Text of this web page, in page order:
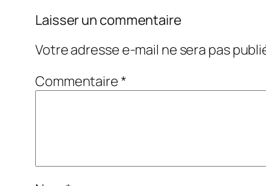
Laisser un commentaire
Votre adresse e-mail ne sera pas
Commentaire*